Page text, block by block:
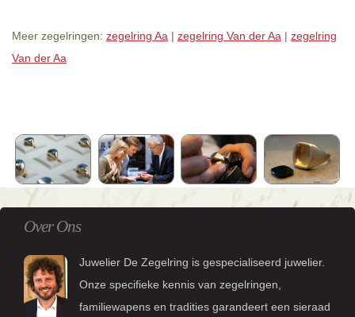
Meer zegelringen: zegelring Aa | zegelring Van der Aa | zegelring
Van der Aa
Over Ons
Juwelier De Zegelring is gespecialiseerd juwelier.
Onze specifieke kennis van zegelringen,
familiewapens en tradities garandeert een sieraad